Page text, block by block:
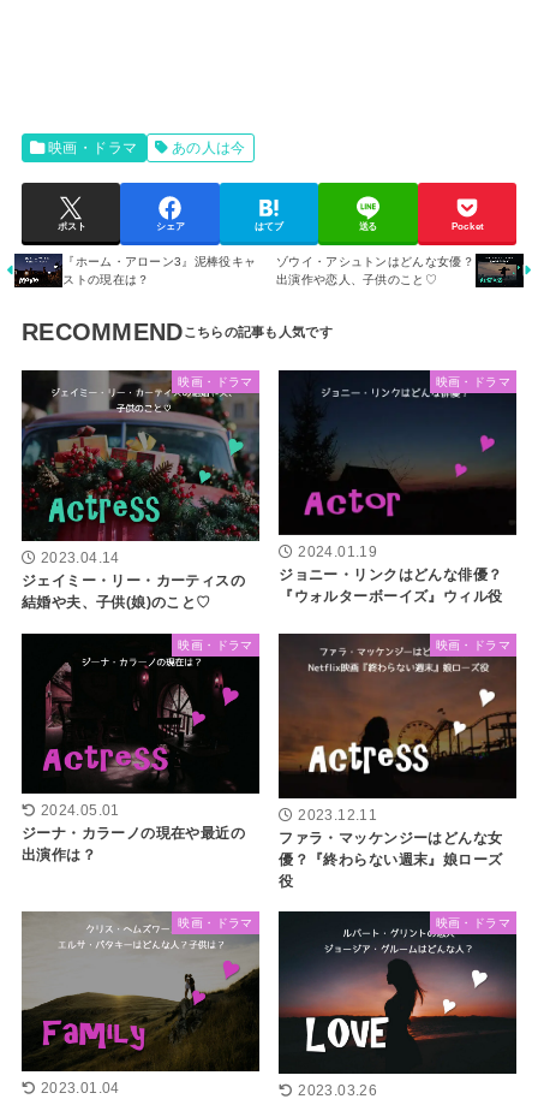
映画・ドラマ あの人は今
ポスト シェア はてブ 送る Pocket
『ホーム・アローン3』泥棒役キャ
ストの現在は？
ゾウイ・アシュトンはどんな女優？
出演作や恋人、子供のこと♡
RECOMMEND
映画・ドラマ
2023.04.14
ジェイミー・リー・カーティスの
結婚や夫、子供(娘)のこと♡
映画・ドラマ
2024.01.19
ジョニー・リンクはどんな俳優？
『ウォルターボーイズ』ウィル役
映画・ドラマ
2024.05.01
ジーナ・カラーノの現在や最近の
出演作は？
映画・ドラマ
2023.12.11
ファラ・マッケンジーはどんな女
優？『終わらない週末』娘ローズ
役
映画・ドラマ
2023.01.04
映画・ドラマ
2023.03.26